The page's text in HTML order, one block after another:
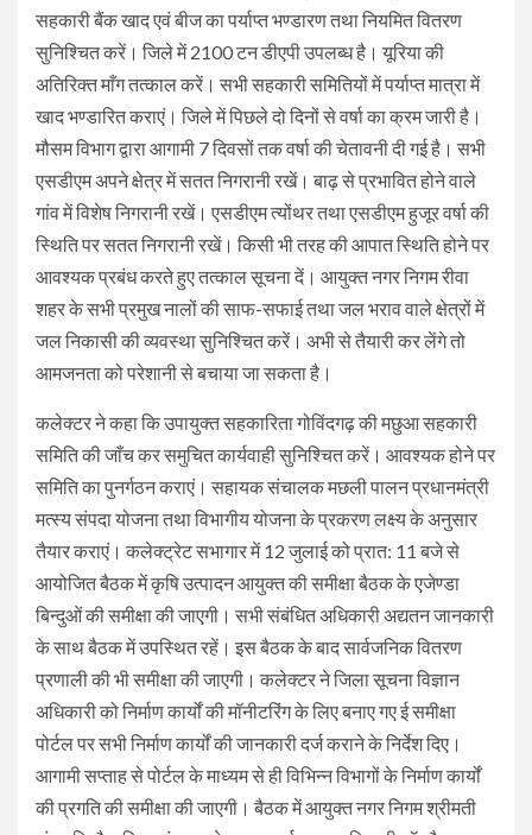
सहकारी बैंक खाद एवं बीज का पर्याप्त भण्डारण तथा नियमित वितरण
सुनिश्चित करें। जिले में 2100 टन डीएपी उपलब्ध है। यूरिया की
अतिरिक्त माँग तत्काल करें। सभी सहकारी समितियों में पर्याप्त मात्रा में
खाद भण्डारित कराएं। जिले में पिछले दो दिनों से वर्षा का क्रम जारी है।
मौसम विभाग द्वारा आगामी 7 दिवसों तक वर्षा की चेतावनी दी गई है। सभी
एसडीएम अपने क्षेत्र में सतत निगरानी रखें। बाढ़ से प्रभावित होने वाले
गांव में विशेष निगरानी रखें। एसडीएम त्योंथर तथा एसडीएम हुजूर वर्षा की
स्थिति पर सतत निगरानी रखें। किसी भी तरह की आपात स्थिति होने पर
आवश्यक प्रबंध करते हुए तत्काल सूचना दें। आयुक्त नगर निगम रीवा
शहर के सभी प्रमुख नालों की साफ-सफाई तथा जल भराव वाले क्षेत्रों में
जल निकासी की व्यवस्था सुनिश्चित करें। अभी से तैयारी कर लेंगे तो
आमजनता को परेशानी से बचाया जा सकता है।
कलेक्टर ने कहा कि उपायुक्त सहकारिता गोविंदगढ़ की मछुआ सहकारी
समिति की जाँच कर समुचित कार्यवाही सुनिश्चित करें। आवश्यक होने पर
समिति का पुनर्गठन कराएं। सहायक संचालक मछली पालन प्रधानमंत्री
मत्स्य संपदा योजना तथा विभागीय योजना के प्रकरण लक्ष्य के अनुसार
तैयार कराएं। कलेक्ट्रेट सभागार में 12 जुलाई को प्रात: 11 बजे से
आयोजित बैठक में कृषि उत्पादन आयुक्त की समीक्षा बैठक के एजेण्डा
बिन्दुओं की समीक्षा की जाएगी। सभी संबंधित अधिकारी अद्यतन जानकारी
के साथ बैठक में उपस्थित रहें। इस बैठक के बाद सार्वजनिक वितरण
प्रणाली की भी समीक्षा की जाएगी। कलेक्टर ने जिला सूचना विज्ञान
अधिकारी को निर्माण कार्यों की मॉनीटरिंग के लिए बनाए गए ई समीक्षा
पोर्टल पर सभी निर्माण कार्यों की जानकारी दर्ज कराने के निर्देश दिए।
आगामी सप्ताह से पोर्टल के माध्यम से ही विभिन्न विभागों के निर्माण कार्यों
की प्रगति की समीक्षा की जाएगी। बैठक में आयुक्त नगर निगम श्रीमती